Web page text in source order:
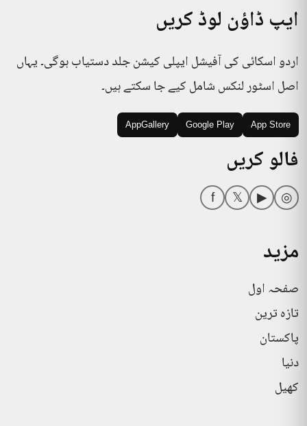
ایپ ڈاؤن لوڈ کریں
اردو اسکائی کی آفیشل ایپلی کیشن جلد دستیاب ہوگی۔ یہاں
اصل اسٹور لنکس شامل کیے جا سکتے ہیں۔
App Store
Google Play
AppGallery
فالو کریں
◎
▶
𝕏
f
مزید
صفحہ اول
تازہ ترین
پاکستان
دنیا
کھیل